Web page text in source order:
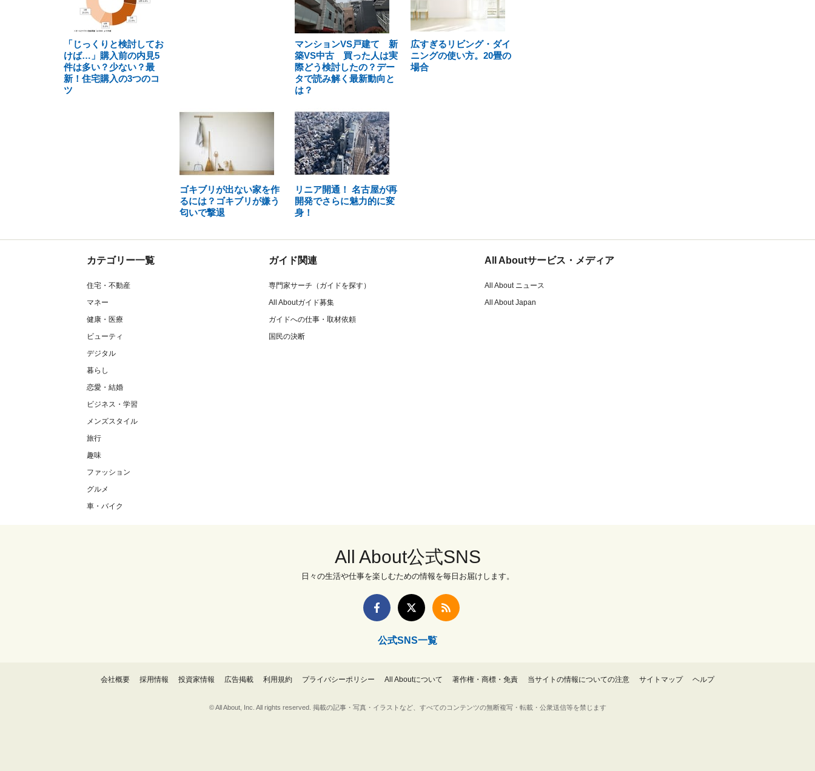
「じっくりと検討してお
けば…」購入前の内見5
件は多い？少ない？最
新！住宅購入の3つのコ
ツ
マンションVS戸建て 新
築VS中古 買った人は実
際どう検討したの？デー
タで読み解く最新動向と
は？
広すぎるリビング・ダイ
ニングの使い方。20畳の
場合
ゴキブリが出ない家を作
るには？ゴキブリが嫌う
匂いで撃退
リニア開通！ 名古屋が再
開発でさらに魅力的に変
身！
カテゴリー一覧
住宅・不動産
マネー
健康・医療
ビューティ
デジタル
暮らし
恋愛・結婚
ビジネス・学習
メンズスタイル
旅行
趣味
ファッション
グルメ
車・バイク
ガイド関連
専門家サーチ（ガイドを探す）
All Aboutガイド募集
ガイドへの仕事・取材依頼
国民の決断
All Aboutサービス・メディア
All About ニュース
All About Japan
All About公式SNS
日々の生活や仕事を楽しむための情報を毎日お届けします。
公式SNS一覧
会社概要 採用情報 投資家情報 広告掲載 利用規約 プライバシーポリシー All Aboutについて 著作権・商標・免責 当サイトの情報についての注意 サイトマップ ヘルプ
© All About, Inc. All rights reserved. 掲載の記事・写真・イラストなど、すべてのコンテンツの無断複写・転載・公衆送信等を禁じます